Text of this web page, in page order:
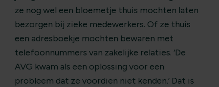
ze nog wel een bloemetje thuis mochten laten
bezorgen bij zieke medewerkers. Of ze thuis
een adresboekje mochten bewaren met
telefoonnummers van zakelijke relaties. ‘De
AVG kwam als een oplossing voor een
probleem dat ze voordien niet kenden.’ Dat is